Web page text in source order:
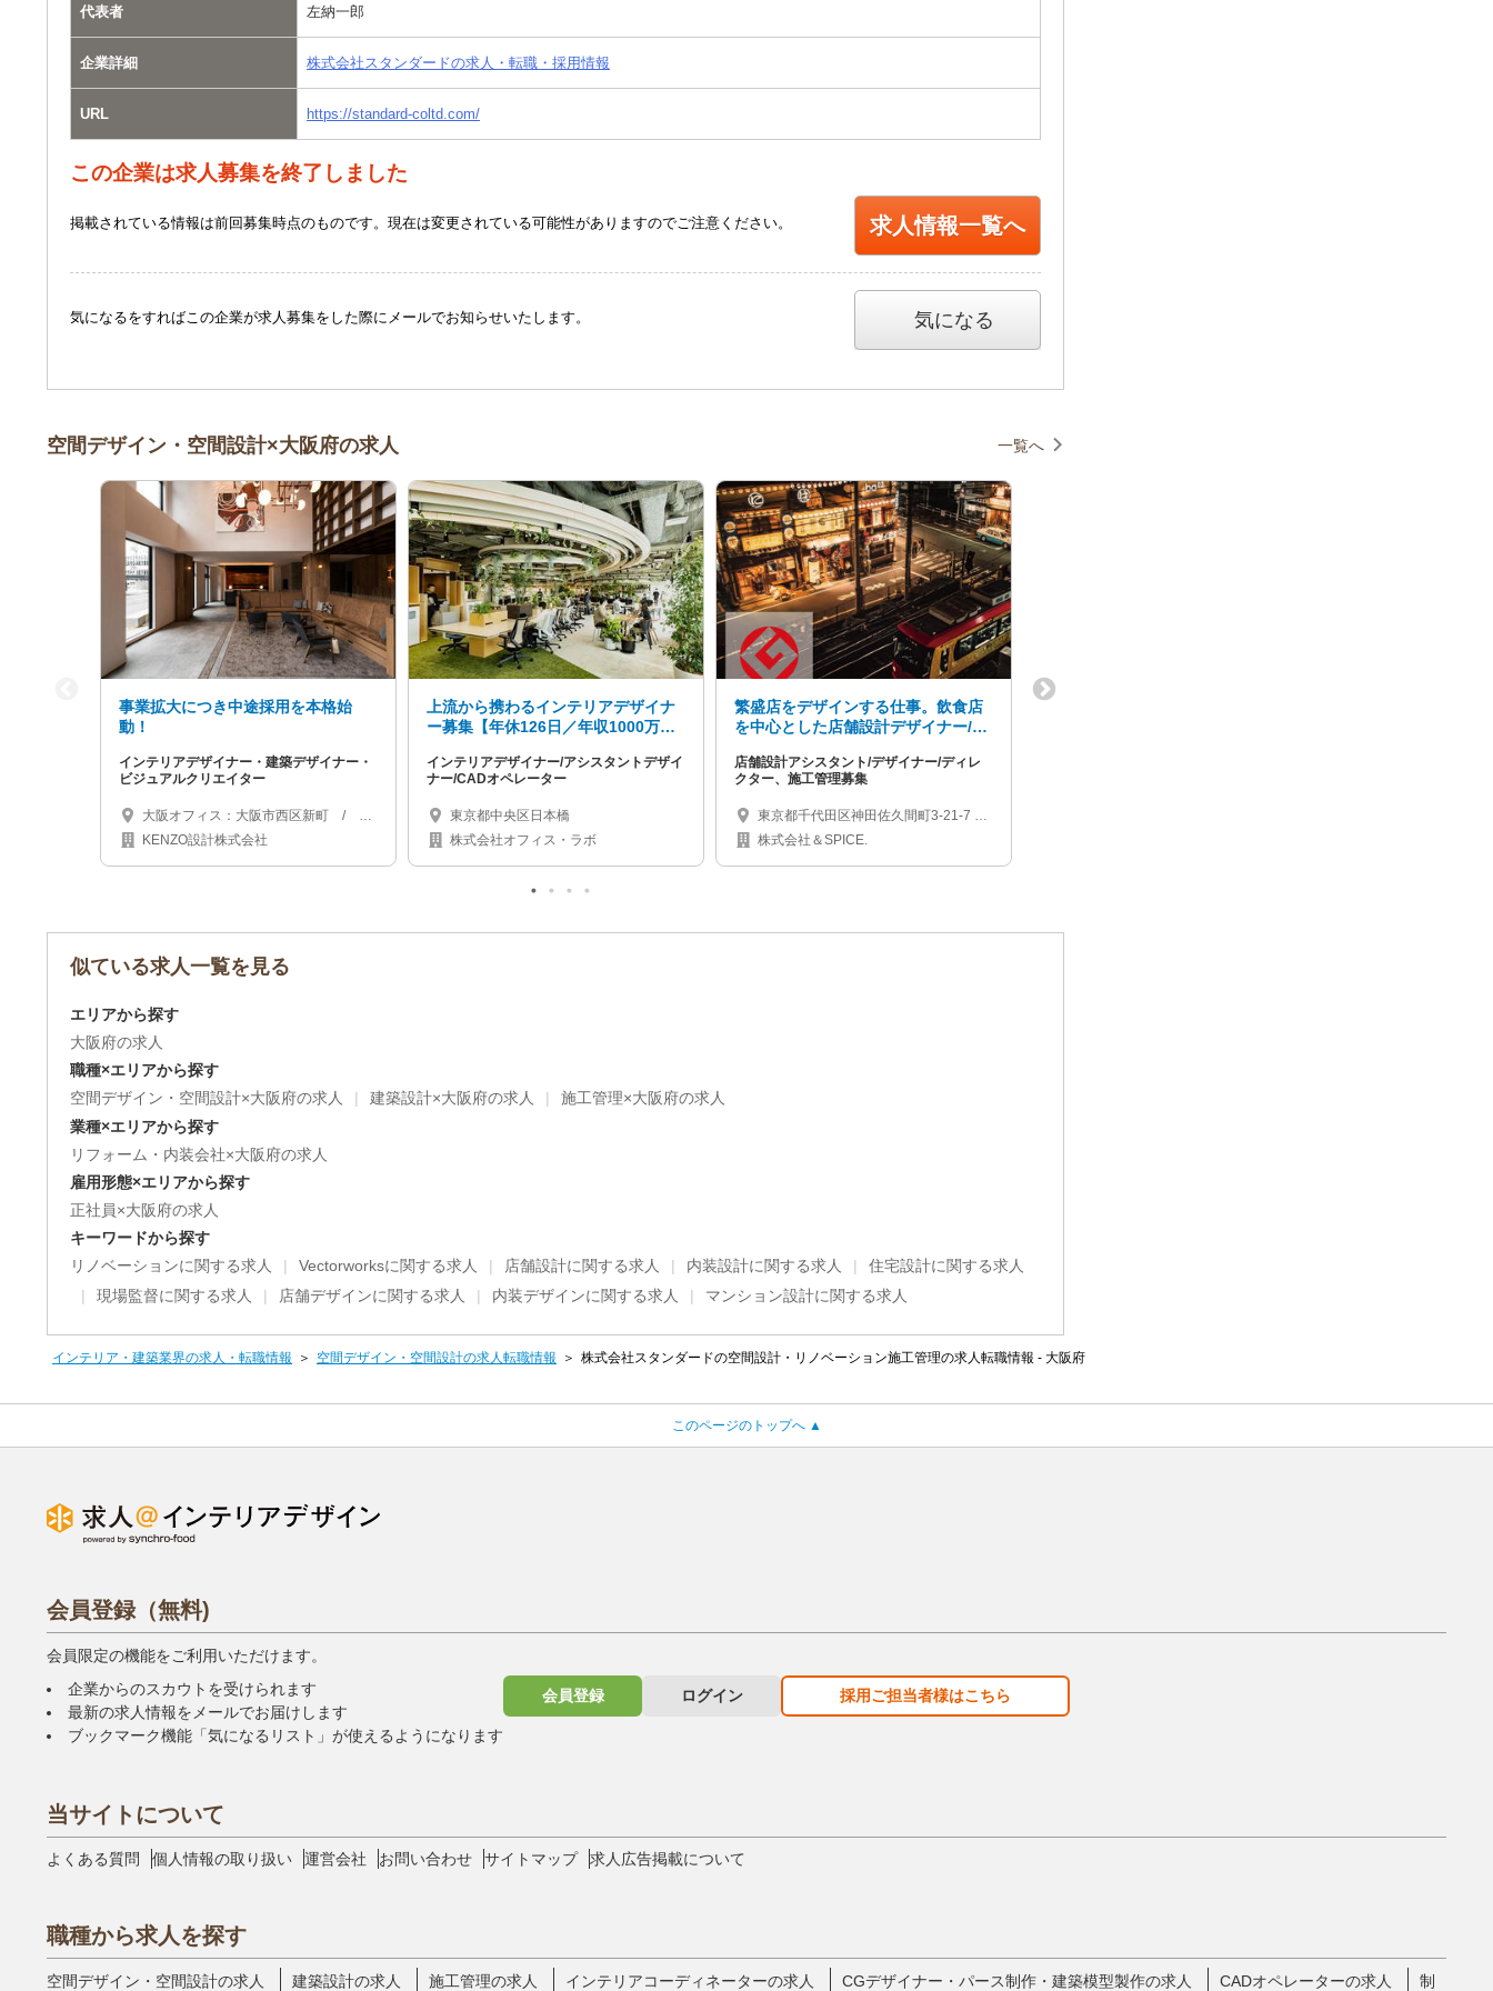
代表者 左納一郎
企業詳細 株式会社スタンダードの求人・転職・採用情報
URL https://standard-coltd.com/
この企業は求人募集を終了しました
掲載されている情報は前回募集時点のものです。現在は変更されている可能性がありますのでご注意ください。 求人情報一覧へ
気になるをすればこの企業が求人募集をした際にメールでお知らせいたします。 気になる
空間デザイン・空間設計×大阪府の求人 一覧へ
事業拡大につき中途採用を本格始
動！
インテリアデザイナー・建築デザイナー・
ビジュアルクリエイター
大阪オフィス：大阪市西区新町 / 東
京オフィス：東京都渋谷区神宮前
KENZO設計株式会社
上流から携わるインテリアデザイナ
ー募集【年休126日／年収1000万円
方」をデザインする！
インテリアデザイナー/アシスタントデザイ
ナー/CADオペレーター
東京都中央区日本橋
株式会社オフィス・ラボ
繁盛店をデザインする仕事。飲食店
を中心とした店舗設計デザイナー/施
店舗設計アシスタント/デザイナー/ディレ
クター、施工管理募集
東京都千代田区神田佐久間町3-21-7 千
代田電通ビル3F
株式会社＆SPICE.
似ている求人一覧を見る
エリアから探す
大阪府の求人
職種×エリアから探す
空間デザイン・空間設計×大阪府の求人
建築設計×大阪府の求人
施工管理×大阪府の求人
業種×エリアから探す
リフォーム・内装会社×大阪府の求人
雇用形態×エリアから探す
正社員×大阪府の求人
キーワードから探す
リノベーションに関する求人
Vectorworksに関する求人 店舗設計に関する求人 内装設計に関する求人
住宅設計に関する求人
現場監督に関する求人
店舗デザインに関する求人 内装デザインに関する求人 マンション設計に関する求人
インテリア・建築業界の求人・転職情報 空間デザイン・空間設計の求人転職情報 株式会社スタンダードの空間設計・リノベーション施工管理の求人転職情報 - 大阪府
このページのトップへ ▲
会員登録（無料)
会員限定の機能をご利用いただけます。
企業からのスカウトを受けられます
最新の求人情報をメールでお届けします
ブックマーク機能「気になるリスト」が使えるようになります
会員登録 ログイン 採用ご担当者様はこちら
当サイトについて
よくある質問 個人情報の取り扱い 運営会社 お問い合わせ サイトマップ 求人広告掲載について
職種から求人を探す
空間デザイン・空間設計の求人 建築設計の求人 施工管理の求人 インテリアコーディネーターの求人 CGデザイナー・パース制作・建築模型製作の求人 CADオペレーターの求人 制